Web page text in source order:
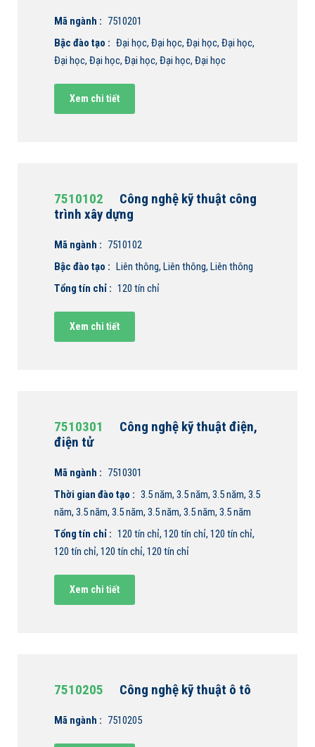
Mã ngành : 7510201
Bậc đào tạo : Đại học, Đại học, Đại học, Đại học,
Đại học, Đại học, Đại học, Đại học, Đại học
Xem chi tiết
7510102
Công nghệ kỹ thuật công
trình xây dựng
Mã ngành : 7510102
Bậc đào tạo : Liên thông, Liên thông, Liên thông
Tổng tín chỉ : 120 tín chỉ
Xem chi tiết
7510301
Công nghệ kỹ thuật điện,
điện tử
Mã ngành : 7510301
Thời gian đào tạo : 3.5 năm, 3.5 năm, 3.5 năm, 3.5
năm, 3.5 năm, 3.5 năm, 3.5 năm, 3.5 năm, 3.5 năm
Tổng tín chỉ : 120 tín chỉ, 120 tín chỉ, 120 tín chỉ,
120 tín chỉ, 120 tín chỉ, 120 tín chỉ
Xem chi tiết
7510205 Công nghệ kỹ thuật ô tô
Mã ngành : 7510205